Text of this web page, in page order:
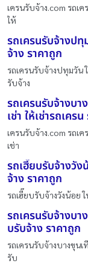
เครนรับจ้าง.com รถเ
ให้
รถเครนรับจ้างปทุ
จ้าง ราคาถูก
รถเครนรับจ้างปทุมวัน
รับจ้าง
รถเครนรับจ้างบา
เช่า ให้เช่ารถเคร
เครนรับจ้าง.com รถเ
เช่า
รถเฮี๊ยบรับจ้างวัง
จ้าง ราคาถูก
รถเฮี๊ยบรับจ้างวังน้อย
รถเครนรับจ้างบา
บรับจ้าง ราคาถูก
รถเครนรับจ้างบางขุน
รับ